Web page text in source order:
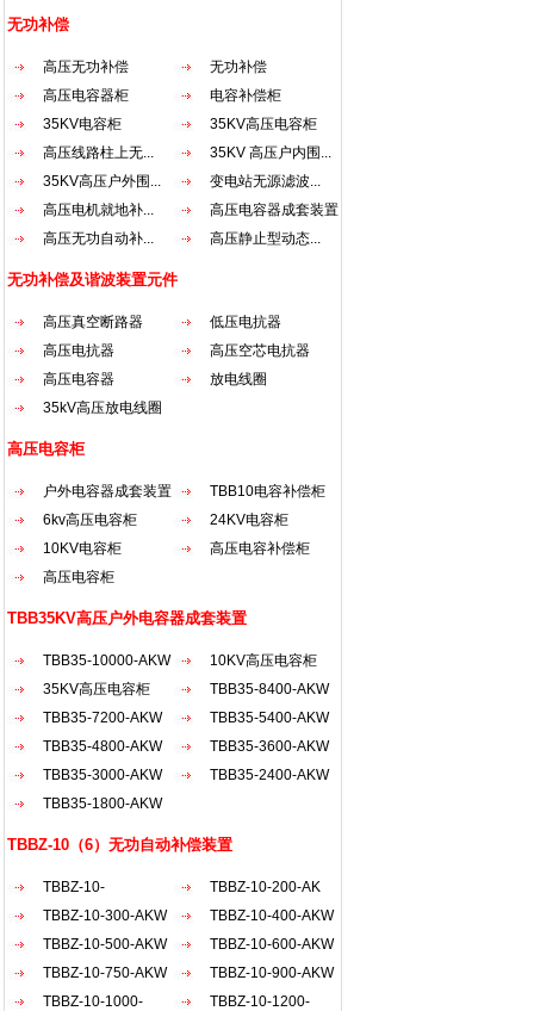
无功补偿
高压无功补偿
无功补偿
高压电容器柜
电容补偿柜
35KV电容柜
35KV高压电容柜
高压线路柱上无...
35KV 高压户内围...
35KV高压户外围...
变电站无源滤波...
高压电机就地补...
高压电容器成套装置
高压无功自动补...
高压静止型动态...
无功补偿及谐波装置元件
高压真空断路器
低压电抗器
高压电抗器
高压空芯电抗器
高压电容器
放电线圈
35kV高压放电线圈
高压电容柜
户外电容器成套装置
TBB10电容补偿柜
6kv高压电容柜
24KV电容柜
10KV电容柜
高压电容补偿柜
高压电容柜
TBB35KV高压户外电容器成套装置
TBB35-10000-AKW
10KV高压电容柜
35KV高压电容柜
TBB35-8400-AKW
TBB35-7200-AKW
TBB35-5400-AKW
TBB35-4800-AKW
TBB35-3600-AKW
TBB35-3000-AKW
TBB35-2400-AKW
TBB35-1800-AKW
TBBZ-10（6）无功自动补偿装置
TBBZ-10-
2100（30...
TBBZ-10-200-AK
TBBZ-10-300-AKW
TBBZ-10-400-AKW
TBBZ-10-500-AKW
TBBZ-10-600-AKW
TBBZ-10-750-AKW
TBBZ-10-900-AKW
TBBZ-10-1000-
TBBZ-10-1200-